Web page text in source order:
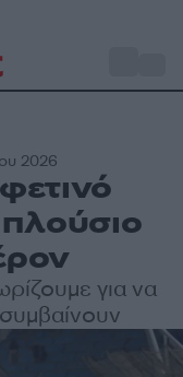
2026
για να